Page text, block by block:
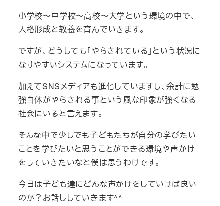
小学校〜中学校〜高校〜大学という環境の中で、
人格形成と教養を育んでいきます。
ですが、どうしても「やらされている」という状況に
なりやすいシステムになっています。
加えてSNSメディアも進化していますし、余計に勉
強自体がやらされる事という風な印象が強くなる
社会にいると言えます。
そんな中で少しでも子どもたちが自分の学びたい
ことを学びたいと思うことができる環境や声かけ
をしていきたいなと僕は思うわけです。
今日は子ども達にどんな声かけをしていけば良い
のか？お話ししていきます^^